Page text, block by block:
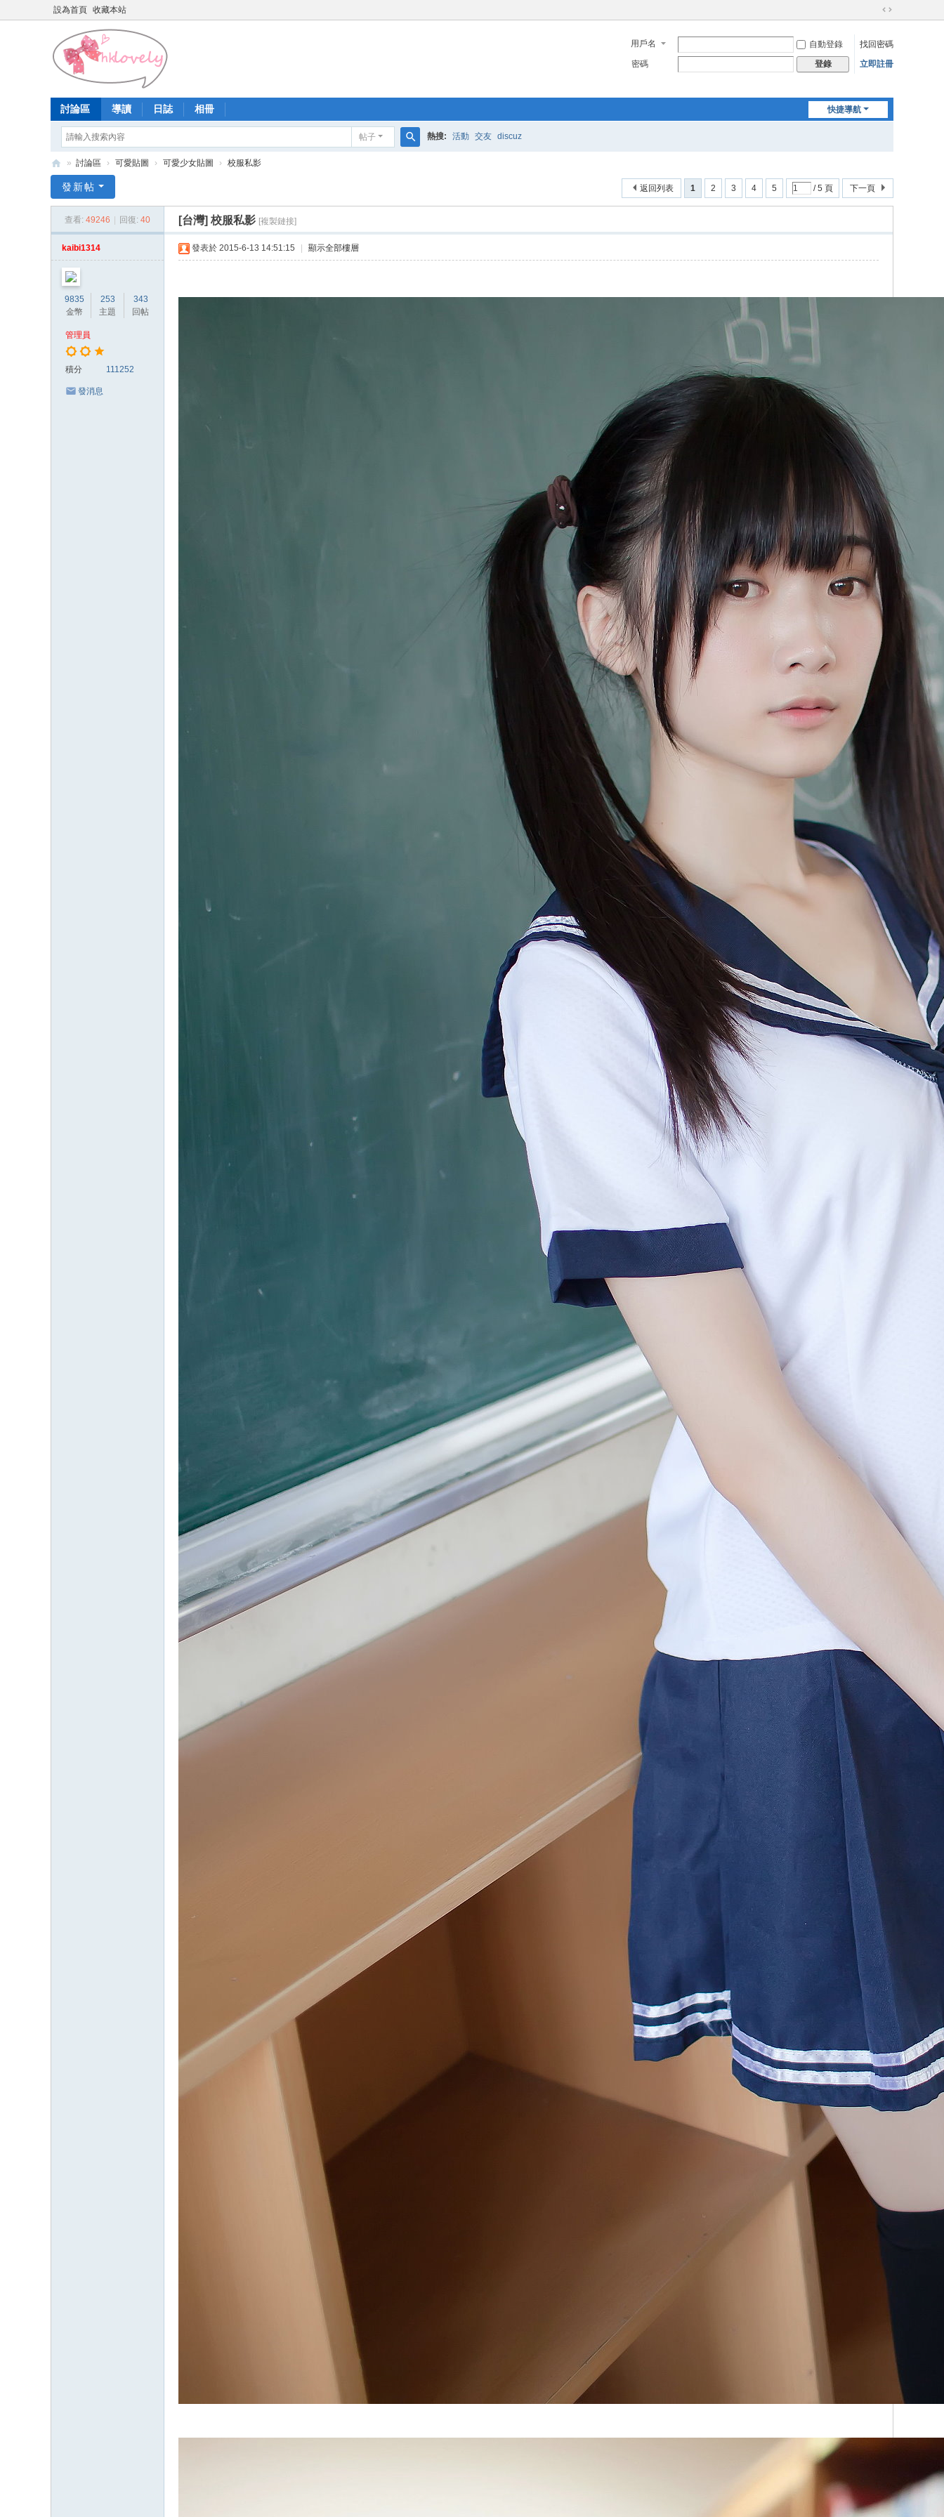
設為首頁 收藏本站
切
到
寬
用戶名 自動登錄
找回密碼
密碼
登錄 立即註冊
快捷導航
討論區 導讀 日誌 相冊
帖子 熱搜: 活動 交友 discuz
港
» 討論區 › 可愛貼圖 › 可愛少女貼圖 › 校服私影
1 2 3 4 5 / 5 頁 下一頁
返回列表
發新帖
查看: 49246 回復: 40 [台灣] 校服私影 [複製鏈接]
kaibi1314
9835
金幣
253
主題
343
回帖
管理員
積分 111252
發消息
發表於 2015-6-13 14:51:15 顯示全部樓層